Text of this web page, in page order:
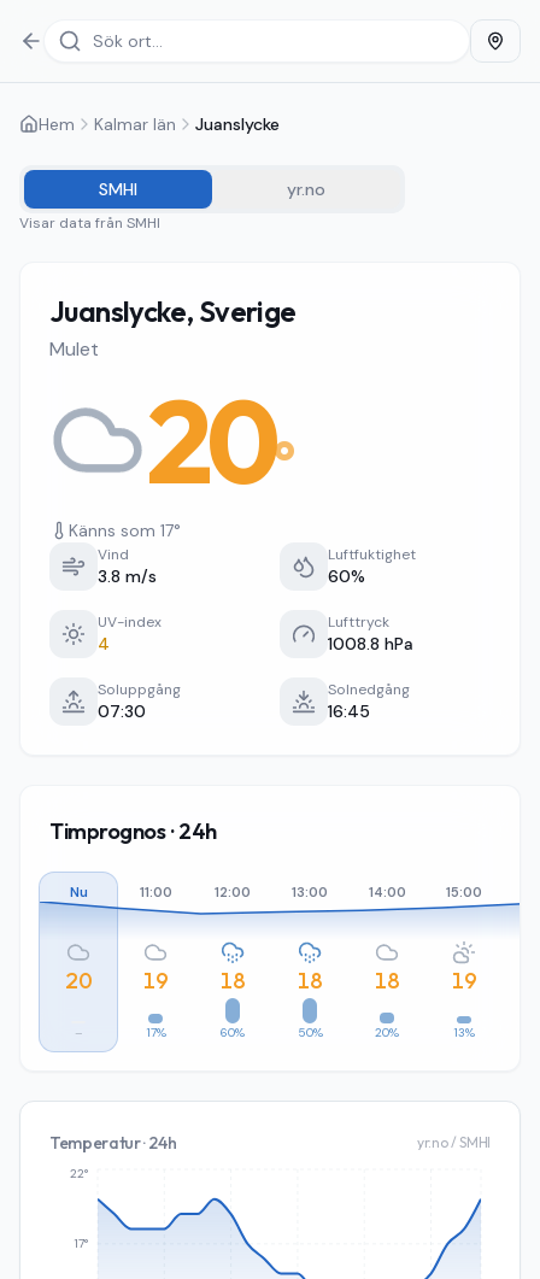
Hem Kalmar län Juanslycke
SMHI yr.no
Visar data från SMHI
Juanslycke, Sverige
Mulet
20°
Känns som 17°
Vind
3.8 m/s
Luftfuktighet
60%
UV-index
4
Lufttryck
1008.8 hPa
Soluppgång
07:30
Solnedgång
16:45
Timprognos · 24h
Nu
20
–
11:00
19
17%
12:00
18
60%
13:00
18
50%
14:00
18
20%
15:00
19
13%
Temperatur · 24h yr.no / SMHI
17°
22°